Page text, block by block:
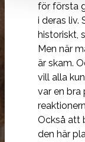
för första
i deras liv.
historiskt,
Men när
är skam.
vill alla
var en bra
Också att
den här